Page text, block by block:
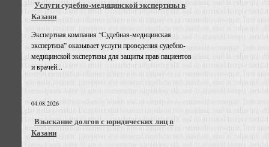
Услуги судебно-медицинской экспертизы в
Казани
Экспертная компания “Судебная-медицинская
экспертиза” оказывает услуги проведения судебно-
медицинской экспертизы для защиты прав пациентов
и врачей...
04.08.2026
Взыскание долгов с юридических лиц в
Казани